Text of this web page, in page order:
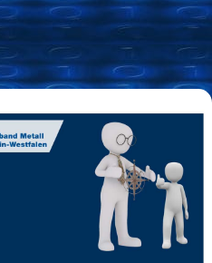
IGM
in einer Sammlung
exklusiv für Mitglieder